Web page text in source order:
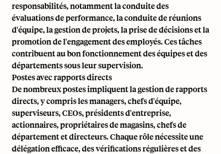
responsabilités, notamment la conduite des
évaluations de performance, la conduite de réunions
d'équipe, la gestion de projets, la prise de décisions et la
promotion de l'engagement des employés. Ces tâches
contribuent au bon fonctionnement des équipes et des
départements sous leur supervision.
Postes avec rapports directs
De nombreux postes impliquent la gestion de rapports
directs, y compris les managers, chefs d'équipe,
superviseurs, CEOs, présidents d'entreprise,
actionnaires, propriétaires de magasins, chefs de
département et directeurs. Chaque rôle nécessite une
délégation efficace, des vérifications régulières et des